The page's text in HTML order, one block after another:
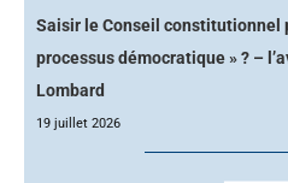
Saisir le Conseil constitutionnel
processus démocratique » ? –
Lombard
19 juillet 2026